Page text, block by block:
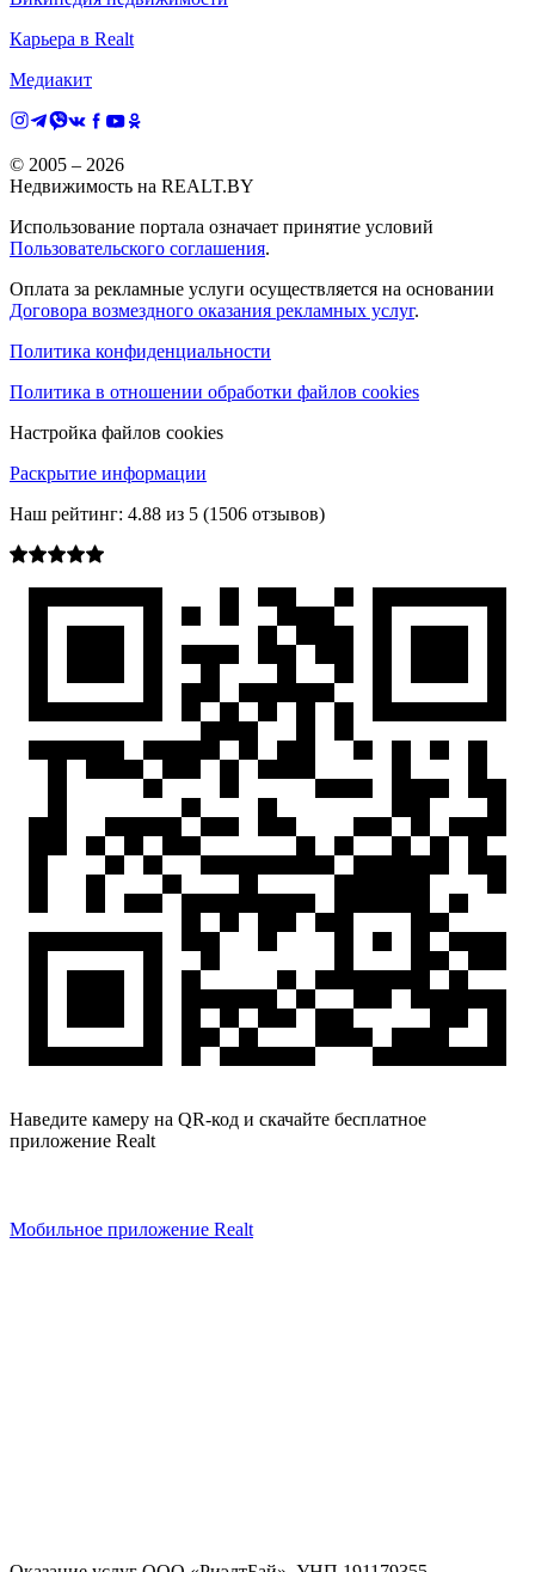
Карьера в Realt
Медиакит
© 2005 – 2026
Недвижимость на REALT.BY
Использование портала означает принятие условий
Пользовательского соглашения.
Оплата за рекламные услуги осуществляется на основании
Договора возмездного оказания рекламных услуг.
Политика конфиденциальности
Политика в отношении обработки файлов cookies
Настройка файлов cookies
Раскрытие информации
Наш рейтинг: 4.88 из 5 (1506 отзывов)
Наведите камеру на QR-код и скачайте бесплатное
приложение Realt
Мобильное приложение Realt